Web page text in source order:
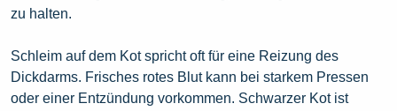
zu halten.
Schleim auf dem Kot spricht oft für eine Reizung des
Dickdarms. Frisches rotes Blut kann bei starkem Pressen
oder einer Entzündung vorkommen. Schwarzer Kot ist